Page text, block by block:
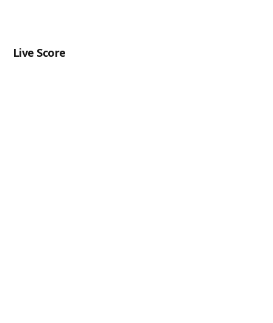
Live Score